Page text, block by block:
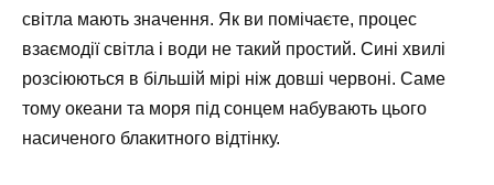
світла мають значення. Як ви помічаєте, процес
взаємодії світла і води не такий простий. Сині хвилі
розсіюються в більшій мірі ніж довші червоні. Саме
тому океани та моря під сонцем набувають цього
насиченого блакитного відтінку.